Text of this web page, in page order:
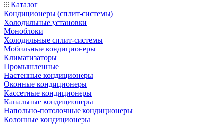
Каталог
Кондиционеры (сплит-системы)
Холодильные установки
Моноблоки
Холодильные сплит-системы
Мобильные кондиционеры
Климатизаторы
Промышленные
Настенные кондиционеры
Оконные кондиционеры
Кассетные кондиционеры
Канальные кондиционеры
Напольно-потолочные кондиционеры
Колонные кондиционеры